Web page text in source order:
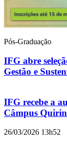
Pós-Graduação
IFG abre
Gestão e
IFG recebe a
Câmpus
26/03/2026 13h52